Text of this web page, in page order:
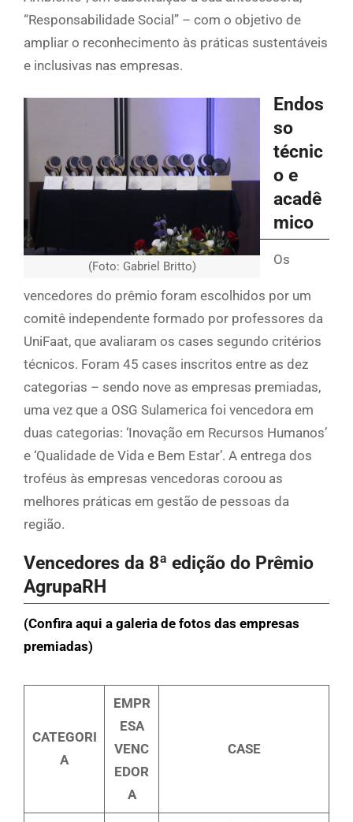
“Responsabilidade Social” – com o objetivo de
ampliar o reconhecimento às práticas sustentáveis
e inclusivas nas empresas.
(Foto: Gabriel Britto)
Endos
so
técnic
o e
acadê
mico
Os
vencedores do prêmio foram escolhidos por um
comitê independente formado por professores da
UniFaat, que avaliaram os cases segundo critérios
técnicos. Foram 45 cases inscritos entre as dez
categorias – sendo nove as empresas premiadas,
uma vez que a OSG Sulamerica foi vencedora em
duas categorias: ‘Inovação em Recursos Humanos’
e ‘Qualidade de Vida e Bem Estar’. A entrega dos
troféus às empresas vencedoras coroou as
melhores práticas em gestão de pessoas da
região.
Vencedores da 8ª edição do Prêmio
AgrupaRH
(Confira aqui a galeria de fotos das empresas
premiadas)
CATEGORI
A
EMPR
ESA
VENC
EDOR
A
CASE